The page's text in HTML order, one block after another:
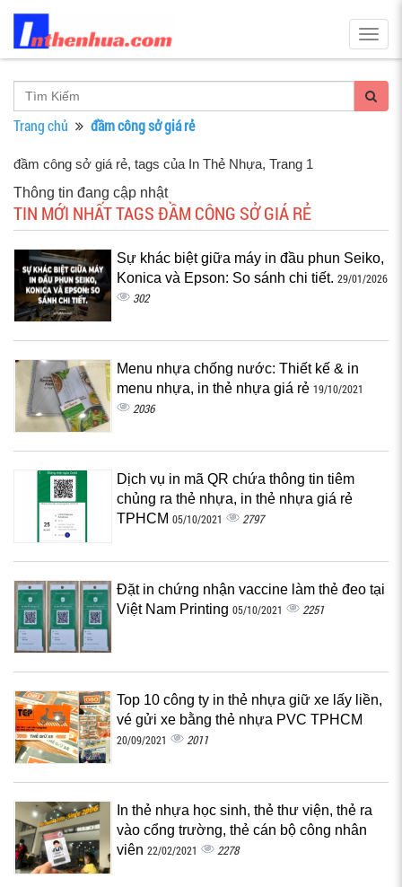
Trang chủ đầm công sở giá rẻ
đầm công sở giá rẻ, tags của In Thẻ Nhựa, Trang 1
Thông tin đang cập nhật
TIN MỚI NHẤT TAGS ĐẦM CÔNG SỞ GIÁ RẺ
Sự khác biệt giữa máy in đầu phun Seiko,
Konica và Epson: So sánh chi tiết. 29/01/2026
302
Menu nhựa chống nước: Thiết kế & in
menu nhựa, in thẻ nhựa giá rẻ 19/10/2021
2036
Dịch vụ in mã QR chứa thông tin tiêm
chủng ra thẻ nhựa, in thẻ nhựa giá rẻ
TPHCM 05/10/2021 2797
Đặt in chứng nhận vaccine làm thẻ đeo tại
Việt Nam Printing 05/10/2021 2251
Top 10 công ty in thẻ nhựa giữ xe lấy liền,
vé gửi xe bằng thẻ nhựa PVC TPHCM
20/09/2021 2011
In thẻ nhựa học sinh, thẻ thư viện, thẻ ra
vào cổng trường, thẻ cán bộ công nhân
viên 22/02/2021 2278